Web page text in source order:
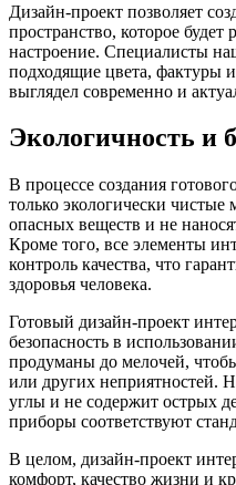
Дизайн-проект позволяет
пространство, которое будет
настроение. Специалисты
подходящие цвета, фактуры
выглядел современно и
Экологичность и
В процессе создания
только экологически
опасных веществ и не
Кроме того, все элементы
контроль качества, что
здоровья человека.
Готовый дизайн-проект
безопасность в
продуманы до мелочей,
или других неприятностей.
углы и не содержит острых
приборы соответствуют
В целом, дизайн-проект
комфорт, качество жизни и